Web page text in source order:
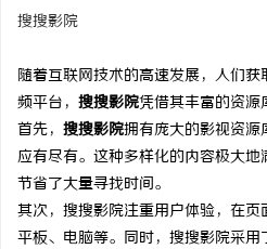
搜搜影院
随着互联网技术的高速发展，人们
频平台， 搜搜影院凭借其丰富的资源
首先， 搜搜影院拥有庞大的影视资源
应有尽有。这种多样化的内容极大
节省了大量寻找时间。
其次，搜搜影院注重用户体验，在
平板、电脑等。同时，搜搜影院采